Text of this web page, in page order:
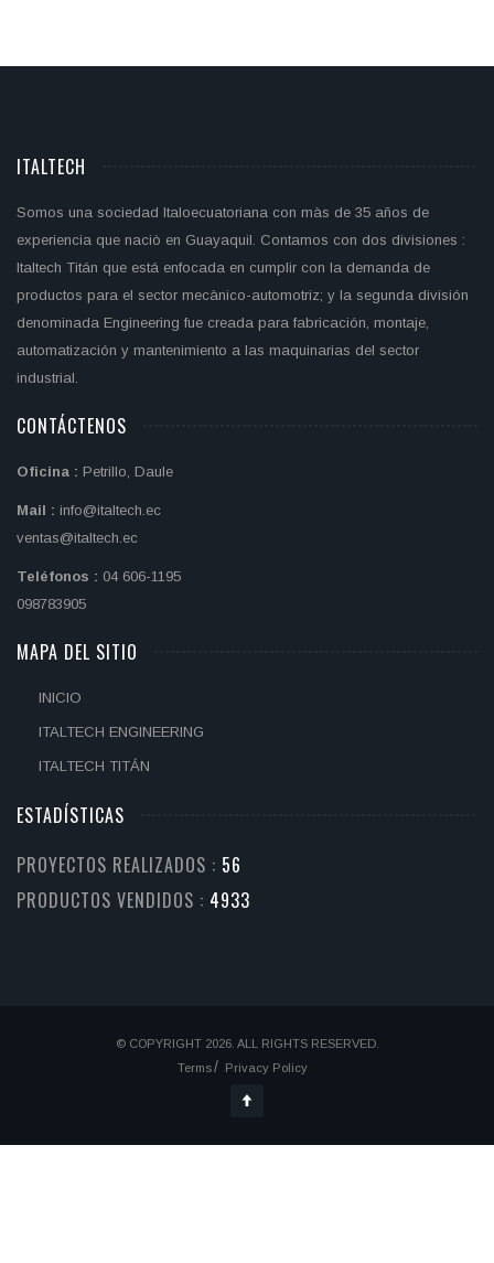
ITALTECH
Somos una sociedad Italoecuatoriana con màs de 35 años de
experiencia que naciò en Guayaquil. Contamos con dos divisiones :
Italtech Titán que está enfocada en cumplir con la demanda de
productos para el sector mecànico-automotriz; y la segunda división
denominada Engineering fue creada para fabricación, montaje,
automatización y mantenimiento a las maquinarias del sector
industrial.
CONTÁCTENOS
Oficina : Petrillo, Daule
Mail : info@italtech.ec
ventas@italtech.ec
Teléfonos : 04 606-1195
098783905
MAPA DEL SITIO
INICIO
ITALTECH ENGINEERING
ITALTECH TITÁN
ESTADÍSTICAS
PROYECTOS REALIZADOS : 65
PRODUCTOS VENDIDOS : 5918
© COPYRIGHT 2026. ALL RIGHTS RESERVED.
Terms
Privacy Policy